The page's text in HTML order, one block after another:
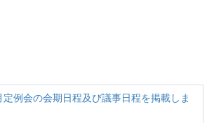
例会の会期日程及び議事日程を掲載しま